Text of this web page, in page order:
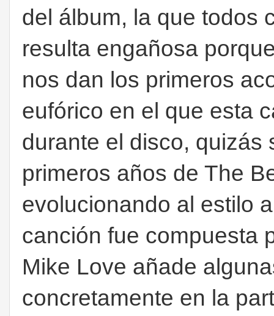
del álbum, la que todos
resulta engañosa
nos dan los primeros
eufórico en el que esta
durante el disco, quizás
primeros años de The
evolucionando al estilo
canción fue compuesta
Mike Love añade
concretamente en la